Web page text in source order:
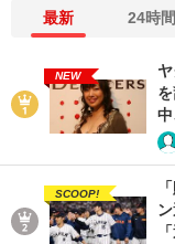
最新 24時間
NEW
SCOOP!